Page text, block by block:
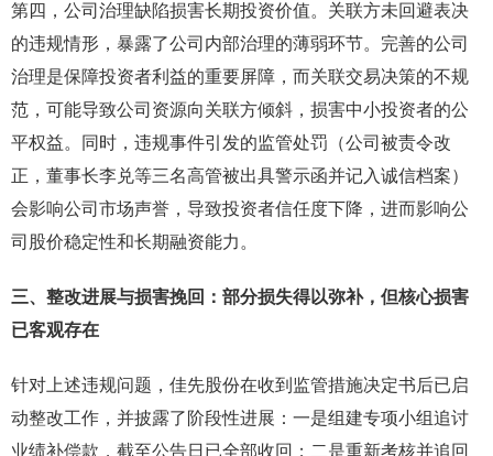
第四，公司治理缺陷损害长期投资价值。关联方未回避表决
的违规情形，暴露了公司内部治理的薄弱环节。完善的公司
治理是保障投资者利益的重要屏障，而关联交易决策的不规
范，可能导致公司资源向关联方倾斜，损害中小投资者的公
平权益。同时，违规事件引发的监管处罚（公司被责令改
正，董事长李兑等三名高管被出具警示函并记入诚信档案）
会影响公司市场声誉，导致投资者信任度下降，进而影响公
司股价稳定性和长期融资能力。
三、整改进展与损害挽回：部分损失得以弥补，但核心损害
已客观存在
针对上述违规问题，佳先股份在收到监管措施决定书后已启
动整改工作，并披露了阶段性进展：一是组建专项小组追讨
业绩补偿款，截至公告日已全部收回；二是重新考核并追回